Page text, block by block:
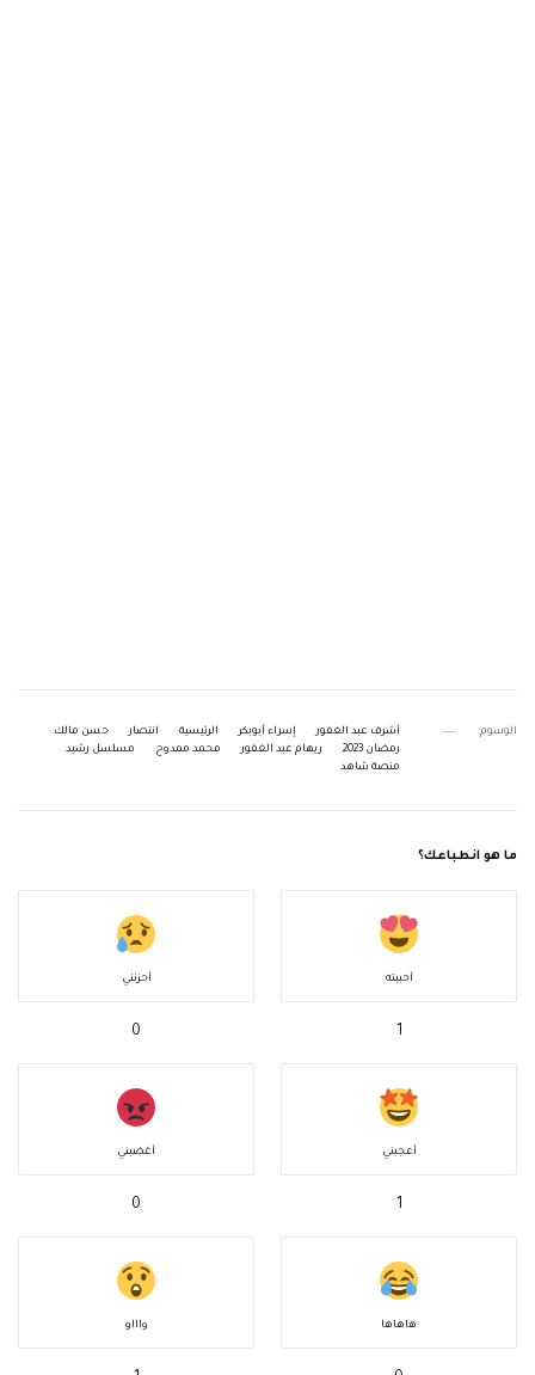
الوسوم أشرف عبد الغفور إسراء أبوبكر الرئيسية انتصار
حسن مالك
رمضان 2023
ريهام عبد الغفور محمد ممدوح
مسلسل رشيد
منصة شاهد
ما هو انطباعك؟
أحببته
1
أحزنني
0
أعجبني
1
أغضبني
0
هاهاها واااو